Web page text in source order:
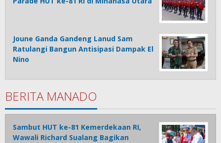
Joune Ganda Gandeng Lanud Sam
Ratulangi Bangun Antisipasi Dampak El
Nino
BERITA MANADO
Sambut HUT ke-81 Kemerdekaan RI,
Wawali Richard Sualang Bagikan